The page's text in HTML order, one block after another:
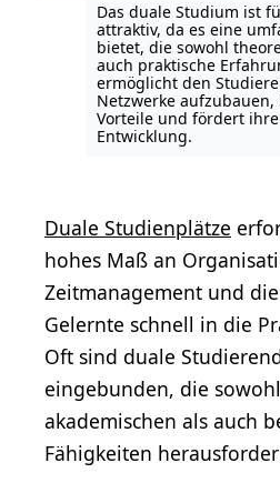
Das duale Studium ist
attraktiv, da es eine
bietet, die sowohl
auch praktische
ermöglicht den
Netzwerke
Vorteile und fördert
Entwicklung.
Duale Studienplätze
hohes Maß an
Zeitmanagement und
Gelernte schnell in die
Oft sind duale
eingebunden, die
akademischen als auch
Fähigkeiten